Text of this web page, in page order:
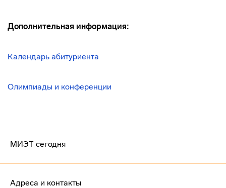
Дополнительная информация:
Календарь абитуриента
Олимпиады и конференции
МИЭТ сегодня
Адреса и контакты